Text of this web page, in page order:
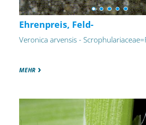
Ehrenpreis, Feld-
Veronica arvensis -
MEHR